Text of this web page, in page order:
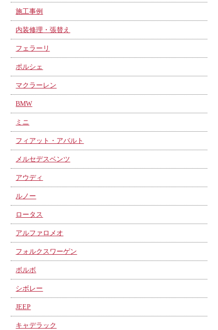
施工事例
内装修理・張替え
フェラーリ
ポルシェ
マクラーレン
BMW
ミニ
フィアット・アバルト
メルセデスベンツ
アウディ
ルノー
ロータス
アルファロメオ
フォルクスワーゲン
ボルボ
シボレー
JEEP
キャデラック